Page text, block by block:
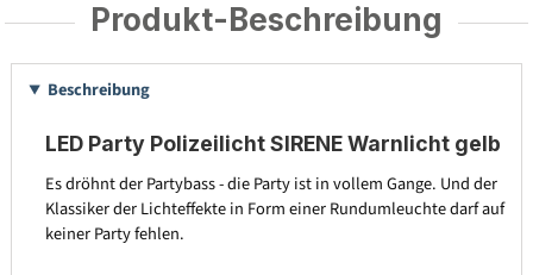
Produkt-Beschreibung
Beschreibung
LED Party Polizeilicht SIRENE Warnlicht gelb
Es dröhnt der Partybass - die Party ist in vollem Gange. Und der
Klassiker der Lichteffekte in Form einer Rundumleuchte darf auf
keiner Party fehlen.